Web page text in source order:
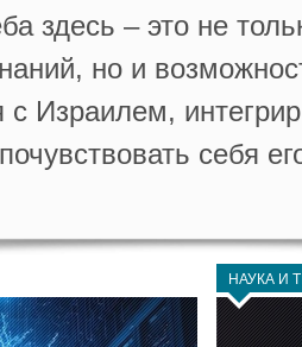
здесь – это не
но и
с Израилем,
себя
НАУКА И